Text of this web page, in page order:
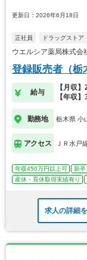
更新日：2026年6月18日
正社員 ドラッグストア
ウエルシア薬局株式
登録販売者（栃
給与
【月収
【年収
勤務地 栃木県 小
アクセス ＪＲ水戸
年収450万円以上可 新卒
産休・育休取得実績有り
求人の詳細